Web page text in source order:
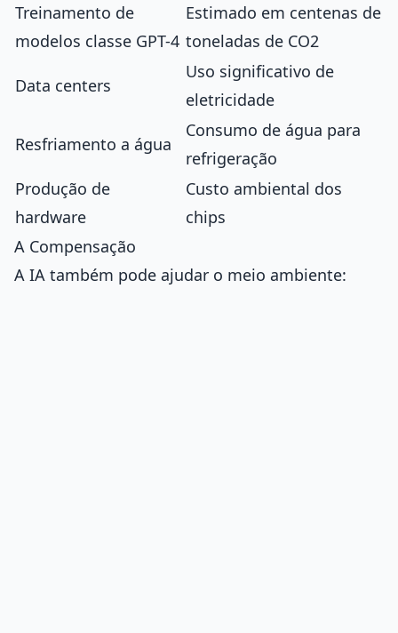
Treinamento de
modelos classe GPT-4
Estimado em centenas de
toneladas de CO2
Data centers
Uso significativo de
eletricidade
Resfriamento a água
Consumo de água para
refrigeração
Produção de
hardware
Custo ambiental dos
chips
A Compensação
A IA também pode ajudar o meio ambiente: